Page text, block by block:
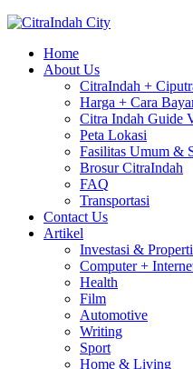
Home
About Us
CitraIndah +
Harga + Cara
Citra Indah Guide
Peta Lokasi
Fasilitas Umum &
Brosur CitraIndah
FAQ
Transportasi
Contact Us
Artikel
Investasi & Properti
Computer +
Health
Film
Automotive
Writing
Sport
Home & Living